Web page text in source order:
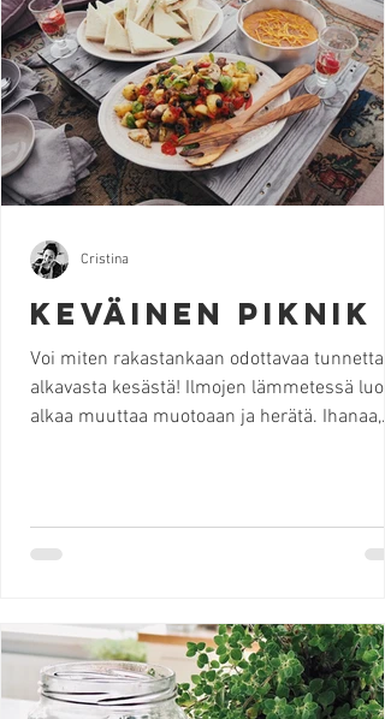
keväinen piknik
Voi miten rakastankaan odottavaa tunnetta
alkavasta kesästä! Ilmojen lämmetessä
alkaa muuttaa muotoaan ja herätä. Ihanaa,
kertaa tarjoaisin, mieleeni tulvi niin monta
herkullista vaihtoehtoa, että oli miltei
tunteen pohjalta, joka on minulle hyvin
tyypillinen tapa toimia. Keittiöni on minulle p
Cristina